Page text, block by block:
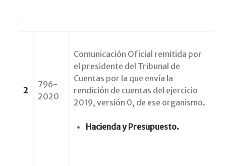
2
796-
2020
Comunicación Oficial remitida por
el presidente del Tribunal de
Cuentas por la que envía la
rendición de cuentas del ejercicio
2019, versión 0, de ese organismo.
Hacienda y Presupuesto.